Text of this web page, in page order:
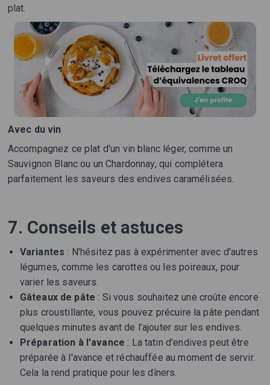
plat.
Avec du vin
Accompagnez ce plat d'un vin blanc léger, comme un
Sauvignon Blanc ou un Chardonnay, qui complétera
parfaitement les saveurs des endives caramélisées.
7. Conseils et astuces
Variantes : N'hésitez pas à expérimenter avec d'autres
légumes, comme les carottes ou les poireaux, pour
varier les saveurs.
Gâteaux de pâte : Si vous souhaitez une croûte encore
plus croustillante, vous pouvez précuire la pâte pendant
quelques minutes avant de l’ajouter sur les endives.
Préparation à l'avance : La tatin d'endives peut être
préparée à l'avance et réchauffée au moment de servir.
Cela la rend pratique pour les dîners.